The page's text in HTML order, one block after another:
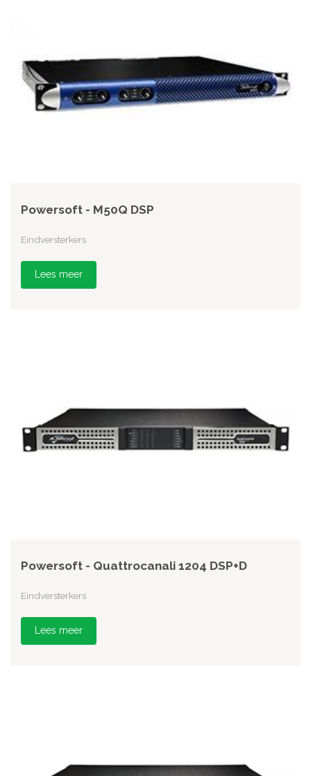
Powersoft - M50Q DSP
Eindversterkers
Lees meer
Powersoft - Quattrocanali 1204 DSP+D
Eindversterkers
Lees meer